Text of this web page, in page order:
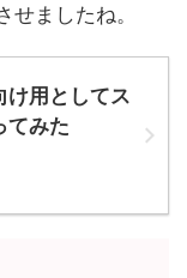
ましたね。
け用としてス
てみた